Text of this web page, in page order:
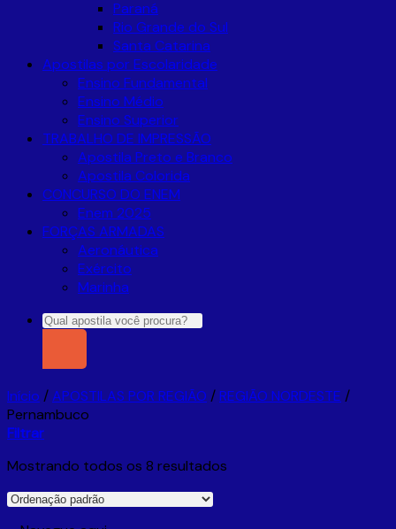
Paraná
Rio Grande do Sul
Santa Catarina
Apostilas por Escolaridade
Ensino Fundamental
Ensino Médio
Ensino Superior
TRABALHO DE IMPRESSÃO
Apostila Preto e Branco
Apostila Colorida
CONCURSO DO ENEM
Enem 2025
FORÇAS ARMADAS
Aeronáutica
Exército
Marinha
Pesquisar
Início /APOSTILAS POR REGIÃO /REGIÃO NORDESTE /
Pernambuco
Filtrar
Mostrando todos os 8 resultados